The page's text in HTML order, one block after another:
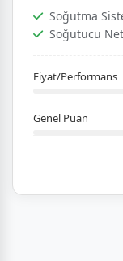
Soğutma
Soğutucu
Fiyat/Performans
Genel Puan